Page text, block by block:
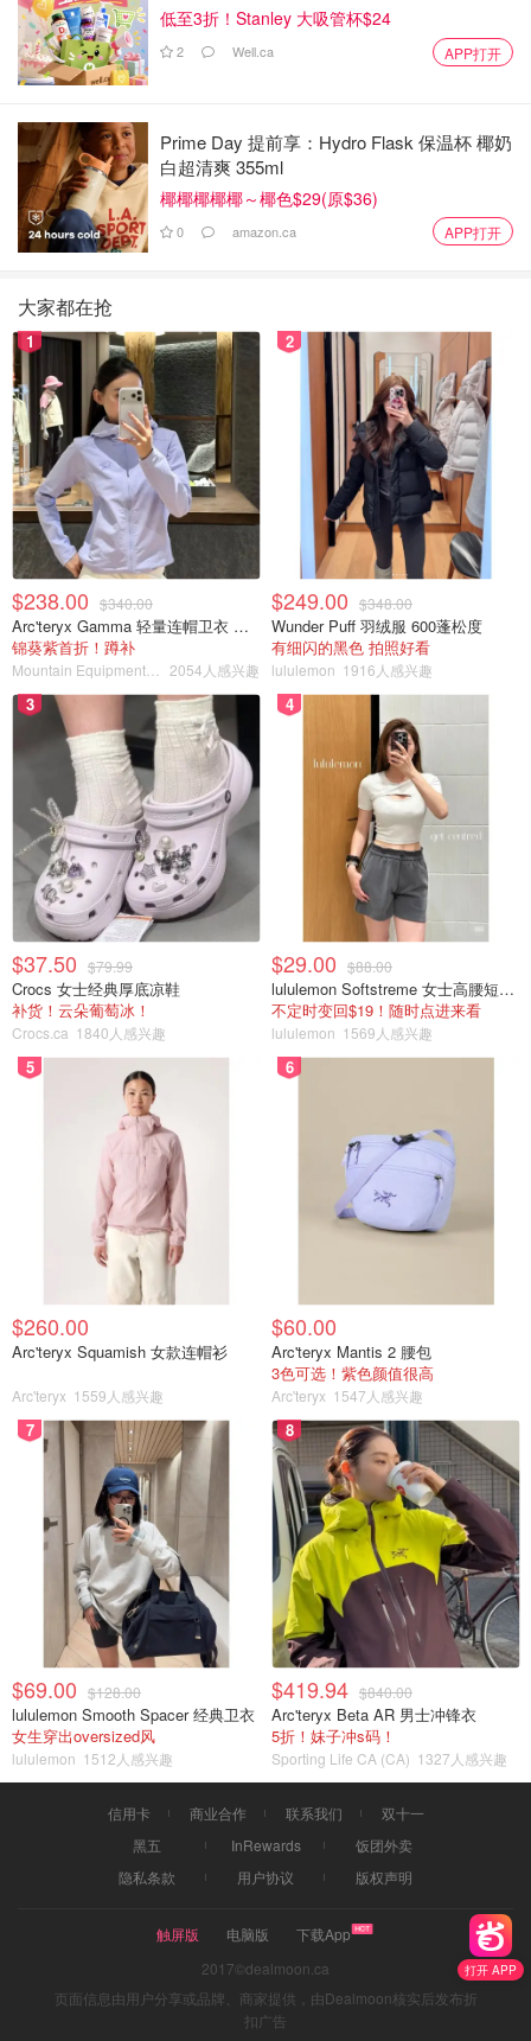
低至3折！Stanley 大吸管杯$24
2 Well.ca APP打开
Prime Day 提前享：Hydro Flask 保温杯 椰奶
白超清爽 355ml
椰椰椰椰椰～椰色$29(原$36)
0 amazon.ca APP打开
打开 APP
大家都在抢
1
$238.00 $340.00
Arc'teryx Gamma 轻量连帽卫衣 女款
锦葵紫首折！蹲补
2054人感兴趣
2
$249.00 $348.00
Wunder Puff 羽绒服 600蓬松度
有细闪的黑色 拍照好看
lululemon 1916人感兴趣
3
$37.50 $79.99
Crocs 女士经典厚底凉鞋
补货！云朵葡萄冰！
Crocs.ca 1840人感兴趣
4
$29.00 $88.00
lululemon Softstreme 女士高腰短裤 10cm
不定时变回$19！随时点进来看
lululemon 1569人感兴趣
5
$260.00
Arc'teryx Squamish 女款连帽衫
Arc'teryx 1559人感兴趣
6
$60.00
Arc'teryx Mantis 2 腰包
3色可选！紫色颜值很高
Arc'teryx 1547人感兴趣
7
$69.00 $128.00
lululemon Smooth Spacer 经典卫衣
女生穿出oversized风
lululemon 1512人感兴趣
8
$419.94 $840.00
Arc'teryx Beta AR 男士冲锋衣
5折！妹子冲s码！
Sporting Life CA (CA) 1327人感兴趣
信用卡 商业合作 联系我们
双十一
黑五
InRewards
饭团外卖
隐私条款
用户协议 版权声明
触屏版 电脑版
下载App
2017©dealmoon.ca
页面信息由用户分享或品牌、商家提供，由Dealmoon核实后发布折
扣广告